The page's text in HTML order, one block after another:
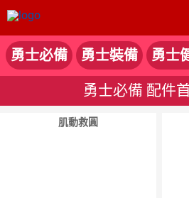
勇士必備 勇士裝備 勇士
勇士必備 配件
肌動救圓